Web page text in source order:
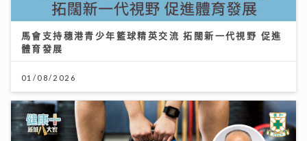
馬會支持穗港青少年籃球精英交流 拓闊新一代視野 促進
體育發展
01/08/2026